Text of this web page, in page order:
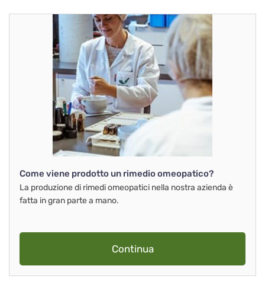
Come viene prodotto un rimedio omeopatico?
La produzione di rimedi omeopatici nella nostra azienda è
fatta in gran parte a mano.
Continua